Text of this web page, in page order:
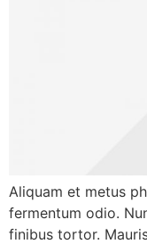
Aliquam et metus
fermentum odio.
finibus tortor.